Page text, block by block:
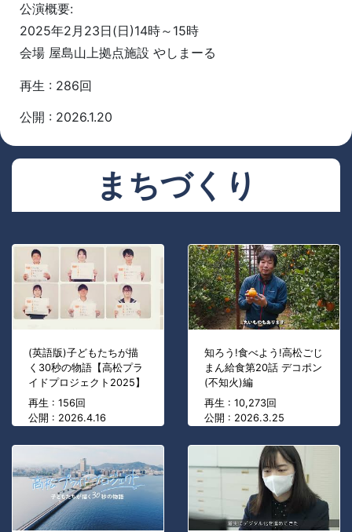
公演概要:
2025年2月23日(日)14時～15時
会場 屋島山上拠点施設 やしまーる
再生 : 286回
公開 : 2026.1.20
まちづくり
(英語版)子どもたちが描
く30秒の物語【高松プラ
イドプロジェクト2025】
再生 : 156回
公開 : 2026.4.16
知ろう!食べよう!高松ごじ
まん給食第20話 デコポン
(不知火)編
再生 : 10,273回
公開 : 2026.3.25